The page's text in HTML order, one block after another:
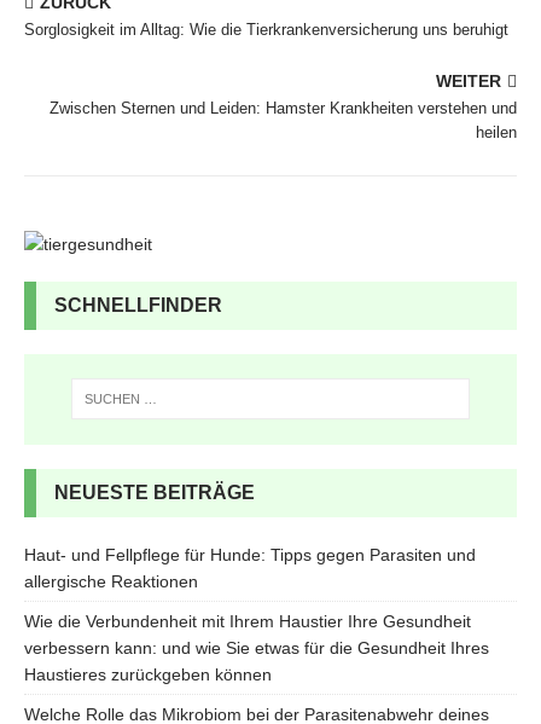
Sorglosigkeit im Alltag: Wie die Tierkrankenversicherung uns beruhigt
WEITER
Zwischen Sternen und Leiden: Hamster Krankheiten verstehen und
heilen
SCHNELLFINDER
NEUESTE BEITRÄGE
Haut- und Fellpflege für Hunde: Tipps gegen Parasiten und
allergische Reaktionen
Wie die Verbundenheit mit Ihrem Haustier Ihre Gesundheit
verbessern kann: und wie Sie etwas für die Gesundheit Ihres
Haustieres zurückgeben können
Welche Rolle das Mikrobiom bei der Parasitenabwehr deines